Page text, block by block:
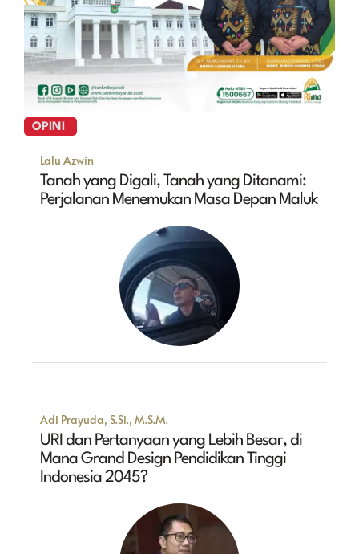
OPINI
Lalu Azwin
Tanah yang Digali, Tanah yang Ditanami:
Perjalanan Menemukan Masa Depan Maluk
Adi Prayuda, S.Si., M.S.M.
URI dan Pertanyaan yang Lebih Besar, di
Mana Grand Design Pendidikan Tinggi
Indonesia 2045?